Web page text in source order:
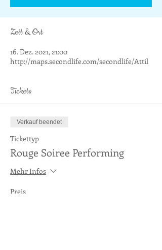
Zeit & Ort
16. Dez. 2021, 21:00
http://maps.secondlife.com/secondlife/Attil
Tickets
Verkauf beendet
Tickettyp
Rouge Soiree Performing
Mehr Infos
Preis